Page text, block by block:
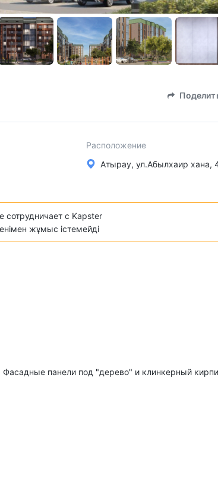
Расположение
Атырау, ул.Абылхаир хана,
с Kapster
жұмыс істемейді
Фасадные панели под "дерево" и клинкерный